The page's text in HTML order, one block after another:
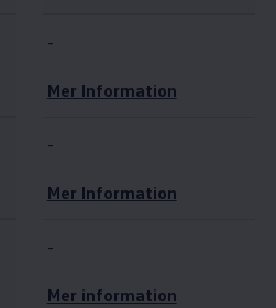
-
Mer Information
-
Mer Information
-
Mer information